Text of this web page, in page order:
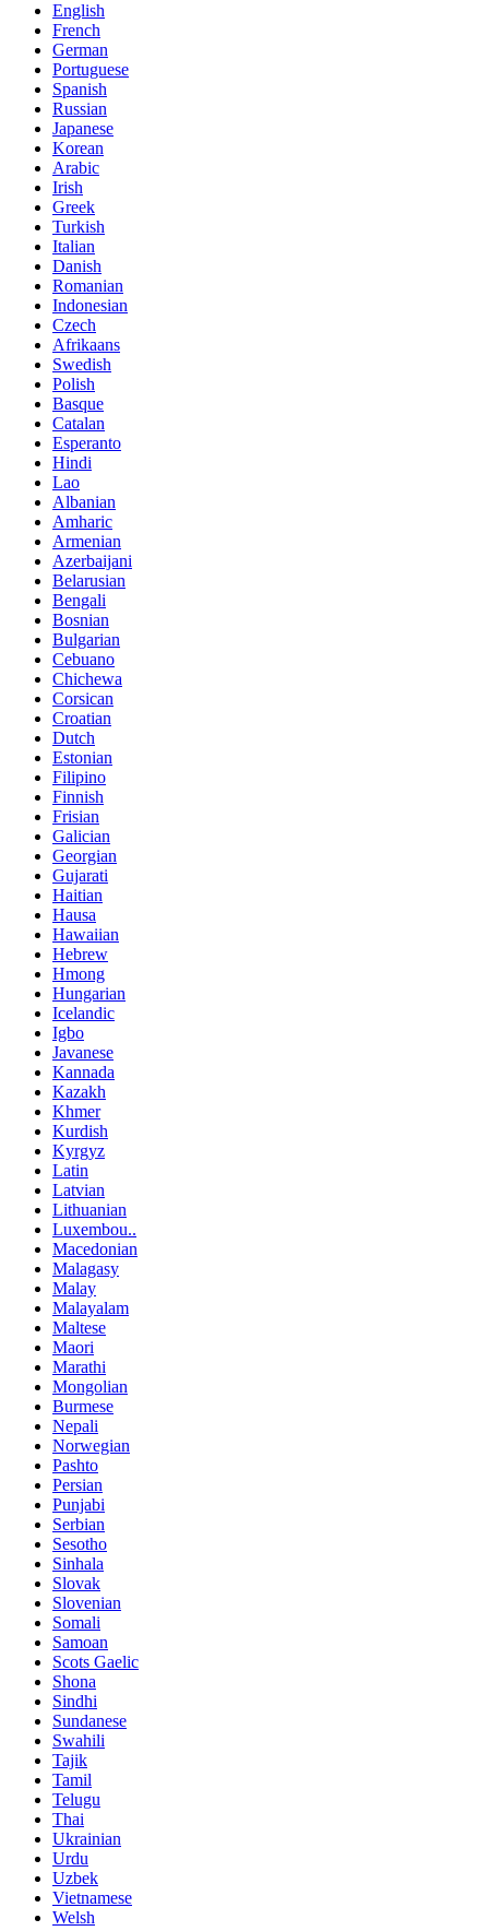
English
French
German
Portuguese
Spanish
Russian
Japanese
Korean
Arabic
Irish
Greek
Turkish
Italian
Danish
Romanian
Indonesian
Czech
Afrikaans
Swedish
Polish
Basque
Catalan
Esperanto
Hindi
Lao
Albanian
Amharic
Armenian
Azerbaijani
Belarusian
Bengali
Bosnian
Bulgarian
Cebuano
Chichewa
Corsican
Croatian
Dutch
Estonian
Filipino
Finnish
Frisian
Galician
Georgian
Gujarati
Haitian
Hausa
Hawaiian
Hebrew
Hmong
Hungarian
Icelandic
Igbo
Javanese
Kannada
Kazakh
Khmer
Kurdish
Kyrgyz
Latin
Latvian
Lithuanian
Luxembou..
Macedonian
Malagasy
Malay
Malayalam
Maltese
Maori
Marathi
Mongolian
Burmese
Nepali
Norwegian
Pashto
Persian
Punjabi
Serbian
Sesotho
Sinhala
Slovak
Slovenian
Somali
Samoan
Scots Gaelic
Shona
Sindhi
Sundanese
Swahili
Tajik
Tamil
Telugu
Thai
Ukrainian
Urdu
Uzbek
Vietnamese
Welsh